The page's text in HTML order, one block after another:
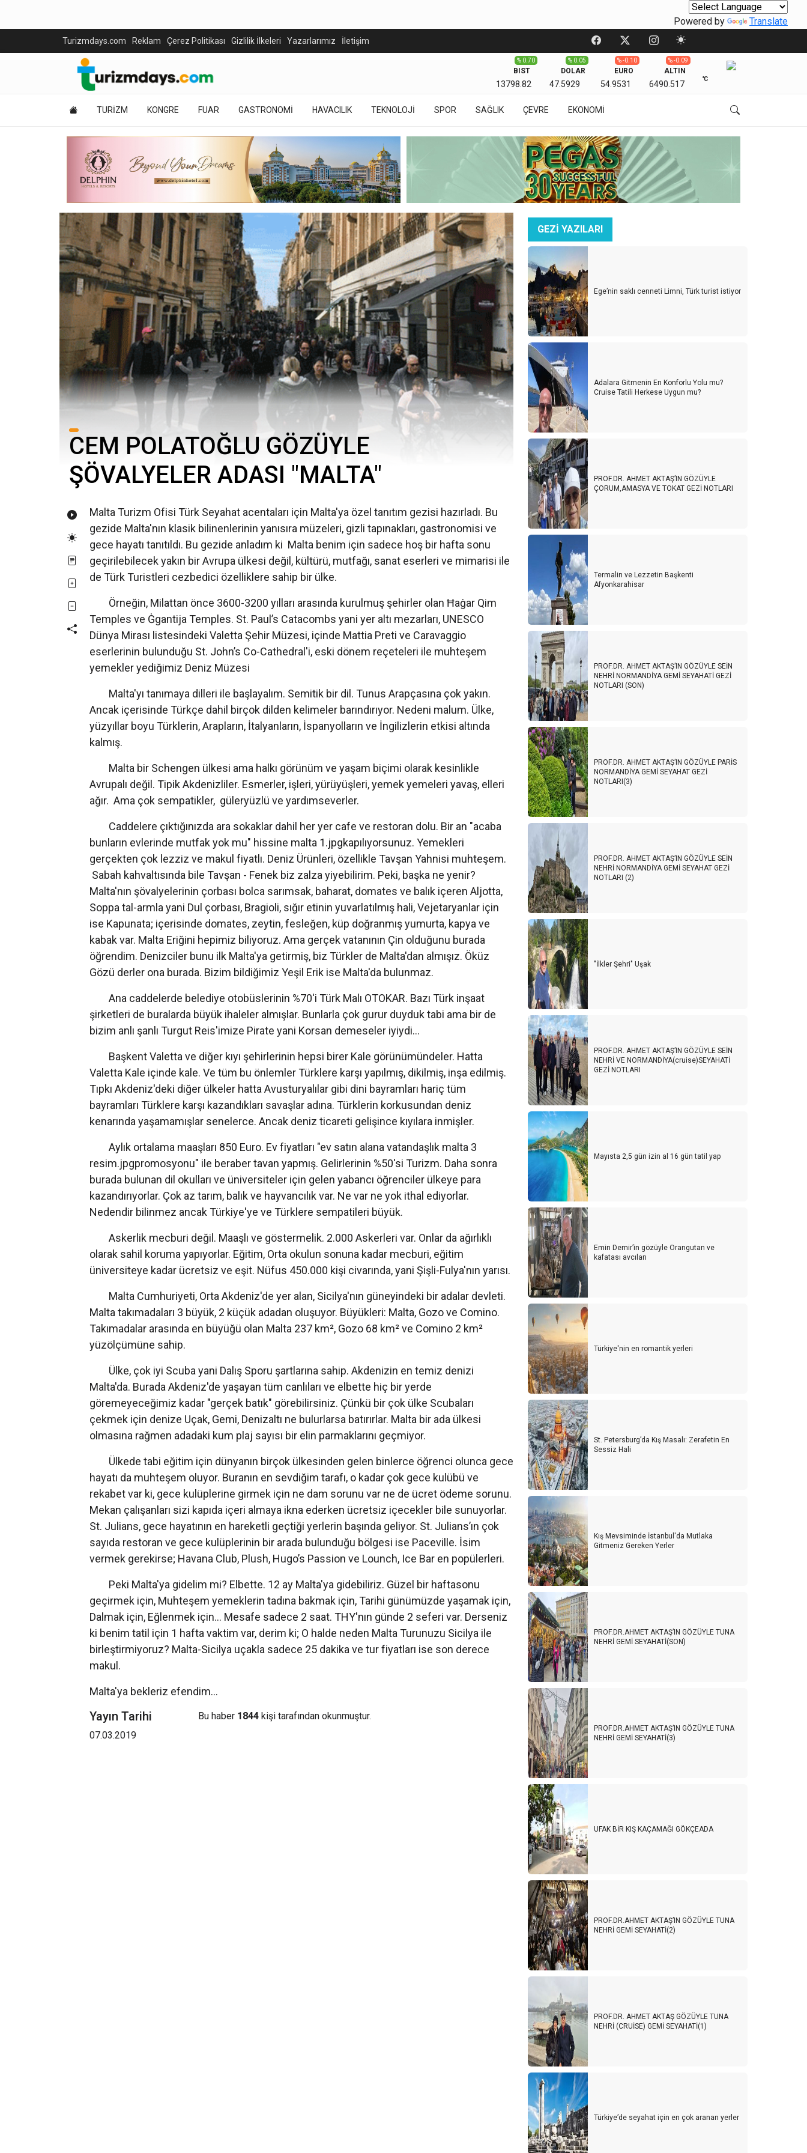
Powered by Translate
Turizmdays.com Reklam Çerez Politikası Gizlilik İlkeleri Yazarlarımız İletişim
BIST
13798.82
% 0.70
DOLAR
47.5929
% 0.05
EURO
54.9531
% -0.10
ALTIN
6490.517
% -0.09
℃
TURİZM KONGRE FUAR GASTRONOMİ HAVACILIK TEKNOLOJİ SPOR SAĞLIK ÇEVRE EKONOMİ
CEM POLATOĞLU GÖZÜYLE
ŞÖVALYELER ADASI "MALTA"
Malta Turizm Ofisi Türk Seyahat acentaları için Malta'ya özel tanıtım gezisi hazırladı. Bu
gezide Malta'nın klasik bilinenlerinin yanısıra müzeleri, gizli tapınakları, gastronomisi ve
gece hayatı tanıtıldı. Bu gezide anladım ki Malta benim için sadece hoş bir hafta sonu
geçirilebilecek yakın bir Avrupa ülkesi değil, kültürü, mutfağı, sanat eserleri ve mimarisi ile
de Türk Turistleri cezbedici özelliklere sahip bir ülke.
Örneğin, Milattan önce 3600-3200 yılları arasında kurulmuş şehirler olan Ħaġar Qim
Temples ve Ġgantija Temples. St. Paul’s Catacombs yani yer altı mezarları, UNESCO
Dünya Mirası listesindeki Valetta Şehir Müzesi, içinde Mattia Preti ve Caravaggio
eserlerinin bulunduğu St. John’s Co-Cathedral'i, eski dönem reçeteleri ile muhteşem
yemekler yediğimiz Deniz Müzesi
Malta'yı tanımaya dilleri ile başlayalım. Semitik bir dil. Tunus Arapçasına çok yakın.
Ancak içerisinde Türkçe dahil birçok dilden kelimeler barındırıyor. Nedeni malum. Ülke,
yüzyıllar boyu Türklerin, Arapların, İtalyanların, İspanyolların ve İngilizlerin etkisi altında
kalmış.
Malta bir Schengen ülkesi ama halkı görünüm ve yaşam biçimi olarak kesinlikle
Avrupalı değil. Tipik Akdenizliler. Esmerler, işleri, yürüyüşleri, yemek yemeleri yavaş, elleri
ağır. Ama çok sempatikler, güleryüzlü ve yardımseverler.
Caddelere çıktığınızda ara sokaklar dahil her yer cafe ve restoran dolu. Bir an "acaba
bunların evlerinde mutfak yok mu" hissine malta 1.jpgkapılıyorsunuz. Yemekleri
gerçekten çok lezziz ve makul fiyatlı. Deniz Ürünleri, özellikle Tavşan Yahnisi muhteşem.
Sabah kahvaltısında bile Tavşan - Fenek biz zalza yiyebilirim. Peki, başka ne yenir?
Malta'nın şövalyelerinin çorbası bolca sarımsak, baharat, domates ve balık içeren Aljotta,
Soppa tal-armla yani Dul çorbası, Bragioli, sığır etinin yuvarlatılmış hali, Vejetaryanlar için
ise Kapunata; içerisinde domates, zeytin, fesleğen, küp doğranmış yumurta, kapya ve
kabak var. Malta Eriğini hepimiz biliyoruz. Ama gerçek vatanının Çin olduğunu burada
öğrendim. Denizciler bunu ilk Malta'ya getirmiş, biz Türkler de Malta'dan almışız. Öküz
Gözü derler ona burada. Bizim bildiğimiz Yeşil Erik ise Malta'da bulunmaz.
Ana caddelerde belediye otobüslerinin %70'i Türk Malı OTOKAR. Bazı Türk inşaat
şirketleri de buralarda büyük ihaleler almışlar. Bunlarla çok gurur duyduk tabi ama bir de
bizim anlı şanlı Turgut Reis'imize Pirate yani Korsan demeseler iyiydi...
Başkent Valetta ve diğer kıyı şehirlerinin hepsi birer Kale görünümündeler. Hatta
Valetta Kale içinde kale. Ve tüm bu önlemler Türklere karşı yapılmış, dikilmiş, inşa edilmiş.
Tıpkı Akdeniz'deki diğer ülkeler hatta Avusturyalılar gibi dini bayramları hariç tüm
bayramları Türklere karşı kazandıkları savaşlar adına. Türklerin korkusundan deniz
kenarında yaşamamışlar senelerce. Ancak deniz ticareti gelişince kıyılara inmişler.
Aylık ortalama maaşları 850 Euro. Ev fiyatları "ev satın alana vatandaşlık malta 3
resim.jpgpromosyonu" ile beraber tavan yapmış. Gelirlerinin %50'si Turizm. Daha sonra
burada bulunan dil okulları ve üniversiteler için gelen yabancı öğrenciler ülkeye para
kazandırıyorlar. Çok az tarım, balık ve hayvancılık var. Ne var ne yok ithal ediyorlar.
Nedendir bilinmez ancak Türkiye'ye ve Türklere sempatileri büyük.
Askerlik mecburi değil. Maaşlı ve göstermelik. 2.000 Askerleri var. Onlar da ağırlıklı
olarak sahil koruma yapıyorlar. Eğitim, Orta okulun sonuna kadar mecburi, eğitim
üniversiteye kadar ücretsiz ve eşit. Nüfus 450.000 kişi civarında, yani Şişli-Fulya'nın yarısı.
Malta Cumhuriyeti, Orta Akdeniz'de yer alan, Sicilya'nın güneyindeki bir adalar devleti.
Malta takımadaları 3 büyük, 2 küçük adadan oluşuyor. Büyükleri: Malta, Gozo ve Comino.
Takımadalar arasında en büyüğü olan Malta 237 km², Gozo 68 km² ve Comino 2 km²
yüzölçümüne sahip.
Ülke, çok iyi Scuba yani Dalış Sporu şartlarına sahip. Akdenizin en temiz denizi
Malta'da. Burada Akdeniz'de yaşayan tüm canlıları ve elbette hiç bir yerde
göremeyeceğimiz kadar "gerçek batık" görebilirsiniz. Çünkü bir çok ülke Scubaları
çekmek için denize Uçak, Gemi, Denizaltı ne bulurlarsa batırırlar. Malta bir ada ülkesi
olmasına rağmen adadaki kum plaj sayısı bir elin parmaklarını geçmiyor.
Ülkede tabi eğitim için dünyanın birçok ülkesinden gelen binlerce öğrenci olunca gece
hayatı da muhteşem oluyor. Buranın en sevdiğim tarafı, o kadar çok gece kulübü ve
rekabet var ki, gece kulüplerine girmek için ne dam sorunu var ne de ücret ödeme sorunu.
Mekan çalışanları sizi kapıda içeri almaya ikna ederken ücretsiz içecekler bile sunuyorlar.
St. Julians, gece hayatının en hareketli geçtiği yerlerin başında geliyor. St. Julians’ın çok
sayıda restoran ve gece kulüplerinin bir arada bulunduğu bölgesi ise Paceville. İsim
vermek gerekirse; Havana Club, Plush, Hugo’s Passion ve Lounch, Ice Bar en popülerleri.
Peki Malta'ya gidelim mi? Elbette. 12 ay Malta'ya gidebiliriz. Güzel bir haftasonu
geçirmek için, Muhteşem yemeklerin tadına bakmak için, Tarihi günümüzde yaşamak için,
Dalmak için, Eğlenmek için... Mesafe sadece 2 saat. THY'nın günde 2 seferi var. Derseniz
ki benim tatil için 1 hafta vaktim var, derim ki; O halde neden Malta Turunuzu Sicilya ile
birleştirmiyoruz? Malta-Sicilya uçakla sadece 25 dakika ve tur fiyatları ise son derece
makul.
Malta'ya bekleriz efendim...
Yayın Tarihi
07.03.2019
Bu haber 1844kişi tarafından okunmuştur.
GEZİ YAZILARI
Ege’nin saklı cenneti Limni, Türk turist istiyor
Adalara Gitmenin En Konforlu Yolu mu?
Cruise Tatili Herkese Uygun mu?
PROF.DR. AHMET AKTAŞ’IN GÖZÜYLE
ÇORUM,AMASYA VE TOKAT GEZİ NOTLARI
Termalin ve Lezzetin Başkenti
Afyonkarahisar
PROF.DR. AHMET AKTAŞ’IN GÖZÜYLE SEİN
NEHRİ NORMANDİYA GEMİ SEYAHATİ GEZİ
NOTLARI (SON)
PROF.DR. AHMET AKTAŞ’IN GÖZÜYLE PARİS
NORMANDİYA GEMİ SEYAHAT GEZİ
NOTLARI(3)
PROF.DR. AHMET AKTAŞ’IN GÖZÜYLE SEİN
NEHRİ NORMANDİYA GEMİ SEYAHAT GEZİ
NOTLARI (2)
"İlkler Şehri" Uşak
PROF.DR. AHMET AKTAŞ’IN GÖZÜYLE SEİN
NEHRİ VE NORMANDİYA(cruise)SEYAHATİ
GEZİ NOTLARI
Mayısta 2,5 gün izin al 16 gün tatil yap
Emin Demir’in gözüyle Orangutan ve
kafatası avcıları
Türkiye'nin en romantik yerleri
St. Petersburg’da Kış Masalı: Zerafetin En
Sessiz Hali
Kış Mevsiminde İstanbul'da Mutlaka
Gitmeniz Gereken Yerler
PROF.DR.AHMET AKTAŞ’IN GÖZÜYLE TUNA
NEHRİ GEMİ SEYAHATİ(SON)
PROF.DR.AHMET AKTAŞ’IN GÖZÜYLE TUNA
NEHRİ GEMİ SEYAHATİ(3)
UFAK BİR KIŞ KAÇAMAĞI GÖKÇEADA
PROF.DR.AHMET AKTAŞ’IN GÖZÜYLE TUNA
NEHRİ GEMİ SEYAHATİ(2)
PROF.DR. AHMET AKTAŞ GÖZÜYLE TUNA
NEHRİ (CRUİSE) GEMİ SEYAHATİ(1)
Türkiye’de seyahat için en çok aranan yerler